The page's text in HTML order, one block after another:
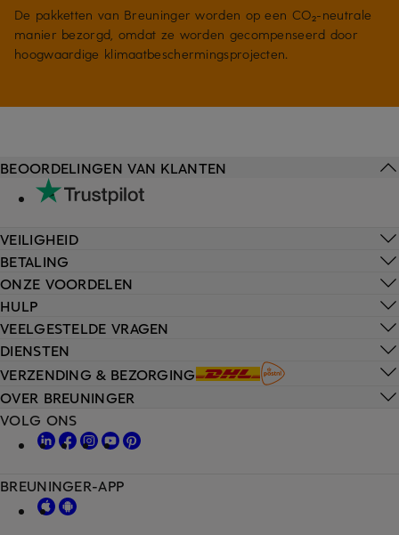
De pakketten van Breuninger worden op een CO₂-neutrale
manier bezorgd, omdat ze worden gecompenseerd door
hoogwaardige klimaatbeschermingsprojecten.
HULP
VEELGESTELDE VRAGEN
DIENSTEN
VERZENDING & BEZORGING
BEOORDELINGEN VAN KLANTEN
VEILIGHEID
BETALING
ONZE VOORDELEN
OVER BREUNINGER
VOLG ONS
BREUNINGER-APP